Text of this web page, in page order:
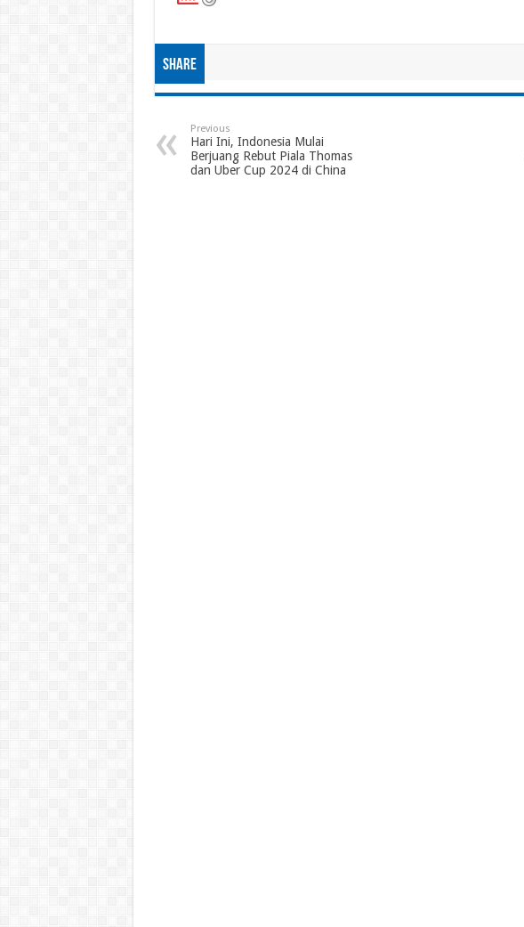
Share
Previous
Hari Ini, Indonesia Mulai
Berjuang Rebut Piala Thomas
dan Uber Cup 2024 di China